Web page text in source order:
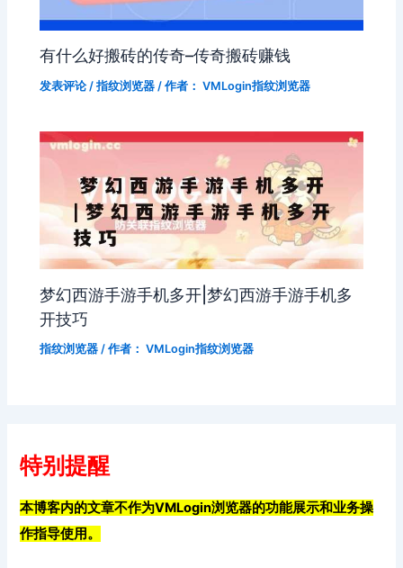
有什么好搬砖的传奇–传奇搬砖赚钱
发表评论 /指纹浏览器 / 作者： VMLogin指纹浏览器
梦幻西游手游手机多开|梦幻西游手游手机多
开技巧
指纹浏览器 / 作者： VMLogin指纹浏览器
特别提醒
本博客内的文章不作为VMLogin浏览器的功能展示和业务操
作指导使用。